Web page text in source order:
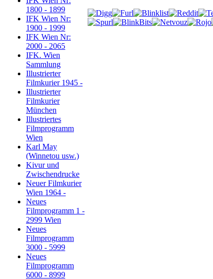
1800 - 1899
IFK Wien Nr:
1900 - 1999
IFK Wien Nr:
2000 - 2065
IFK. Wien
Sammlung
Illustrierter
Filmkurier 1945 -
Illustrierter
Filmkurier
München
Illustriertes
Filmprogramm
Wien
Karl May
(Winnetou usw.)
Kivur und
Zwischendrucke
Neuer Filmkurier
Wien 1964 -
Neues
Filmprogramm 1 -
2999 Wien
Neues
Filmprogramm
3000 - 5999
Neues
Filmprogramm
6000 - 8999